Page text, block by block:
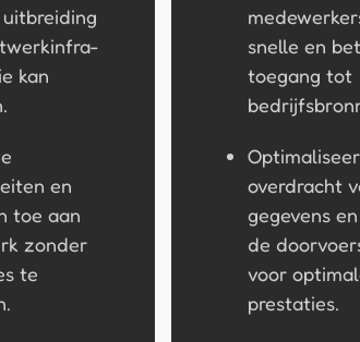
kan
en
toe aan
zonder
te
snelle en
toegang tot
overdracht
gegevens
de
voor
prestaties.